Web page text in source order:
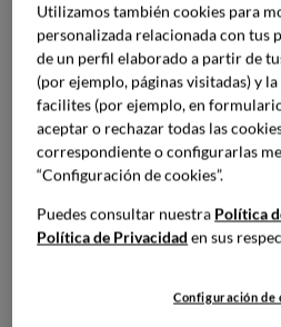
equivocarnos con el punto de
tener en cuenta que no existe el
varía según las preferencias
puede clasificar en cuatro
Carne muy poco hecha
Se cocina durante muy poco
alta. El objetivo es que la
rojo. La temperatura interior
Utilizamos también cookies para
personalizada relacionada con tus
de un perfil elaborado a partir de
(por ejemplo, páginas visitadas) y
facilites (por ejemplo, en
aceptar o rechazar todas las
correspondiente o configurarlas
“Configuración de cookies”.
Puedes consultar nuestra Política
Política de Privacidad en sus
Configuración de